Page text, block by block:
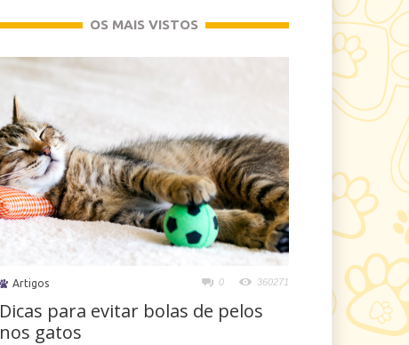
OS MAIS VISTOS
Artigos 0 360271
Dicas para evitar bolas de pelos
nos gatos